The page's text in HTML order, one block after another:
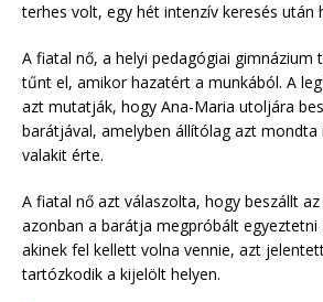
terhes volt, egy hét intenzív keresés után
A fiatal nő, a helyi pedagógiai gimnázium
tűnt el, amikor hazatért a munkából. A
azt mutatják, hogy Ana-Maria utoljára
barátjával, amelyben állítólag azt
valakit érte.
A fiatal nő azt válaszolta, hogy beszállt
azonban a barátja megpróbált egyeztetni
akinek fel kellett volna vennie, azt
tartózkodik a kijelölt helyen.